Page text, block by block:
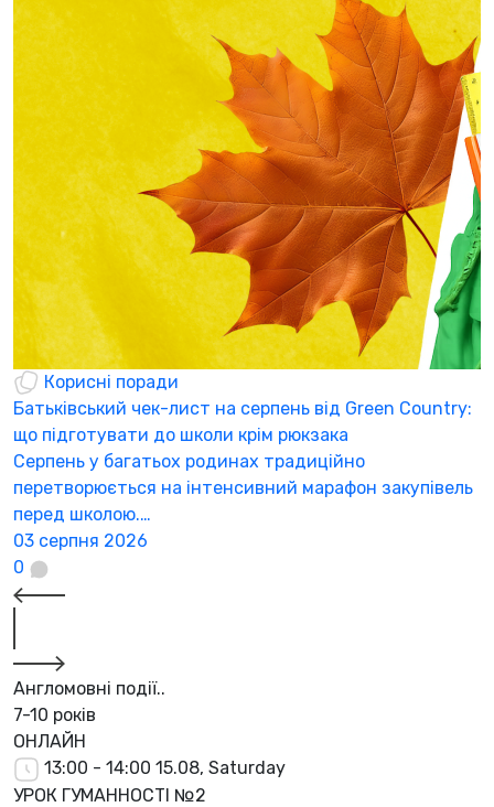
Корисні поради
Батьківський чек-лист на серпень від Green Country:
що підготувати до школи крім рюкзака
Серпень у багатьох родинах традиційно
перетворюється на інтенсивний марафон закупівель
перед школою.…
03 серпня 2026
0
Англомовні події..
7-10 років
ОНЛАЙН
13:00 - 14:00 15.08, Saturday
УРОК ГУМАННОСТІ №2